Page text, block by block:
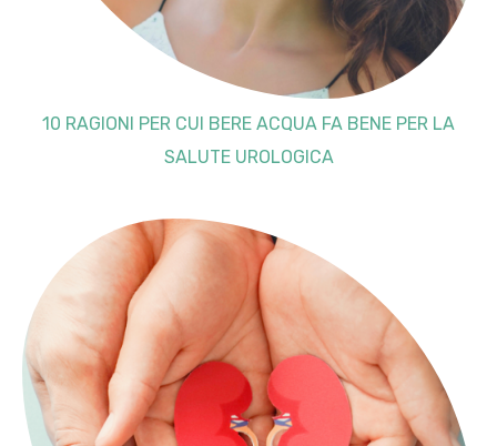
10 RAGIONI PER CUI BERE ACQUA FA BENE PER LA
SALUTE UROLOGICA